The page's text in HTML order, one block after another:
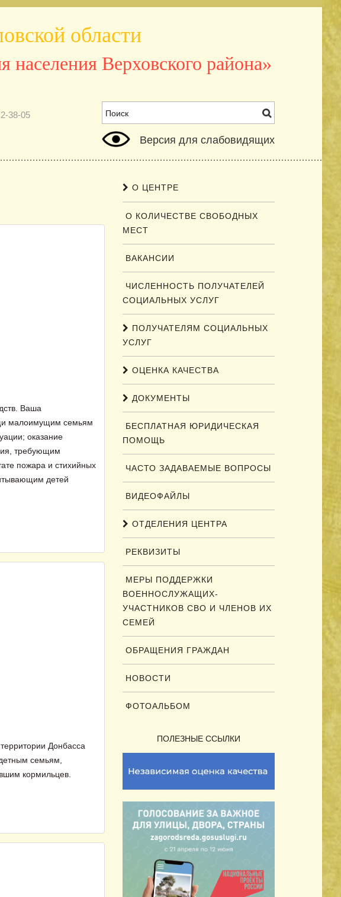
области
Верховского района»
38-05
Версия для слабовидящих
Ваша
малоимущим семьям
оказание
требующим
пожара и стихийных
детей
Донбасса
семьям,
кормильцев.
О ЦЕНТРЕ
О КОЛИЧЕСТВЕ СВОБОДНЫХ
МЕСТ
ВАКАНСИИ
ЧИСЛЕННОСТЬ ПОЛУЧАТЕЛЕЙ
СОЦИАЛЬНЫХ УСЛУГ
ПОЛУЧАТЕЛЯМ СОЦИАЛЬНЫХ
УСЛУГ
ОЦЕНКА КАЧЕСТВА
ДОКУМЕНТЫ
БЕСПЛАТНАЯ ЮРИДИЧЕСКАЯ
ПОМОЩЬ
ЧАСТО ЗАДАВАЕМЫЕ ВОПРОСЫ
ВИДЕОФАЙЛЫ
ОТДЕЛЕНИЯ ЦЕНТРА
РЕКВИЗИТЫ
МЕРЫ ПОДДЕРЖКИ
ВОЕННОСЛУЖАЩИХ-
УЧАСТНИКОВ СВО И ЧЛЕНОВ ИХ
СЕМЕЙ
ОБРАЩЕНИЯ ГРАЖДАН
НОВОСТИ
ФОТОАЛЬБОМ
ПОЛЕЗНЫЕ ССЫЛКИ